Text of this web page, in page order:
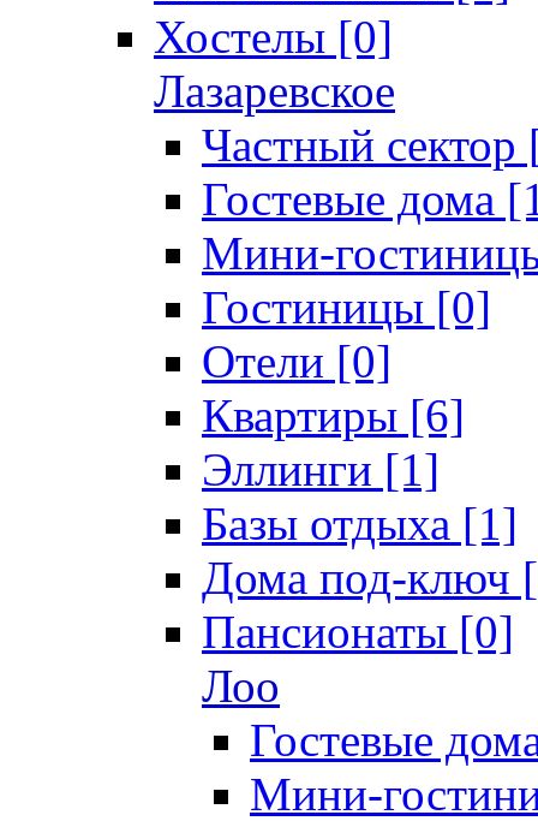
Хостелы [0]
Лазаревское
Частный сектор
Гостевые дома
Мини-
Гостиницы [0]
Отели [0]
Квартиры [6]
Эллинги [1]
Базы отдыха [1]
Дома под-ключ
Пансионаты [0]
Лоо
Гостевые
Мини-